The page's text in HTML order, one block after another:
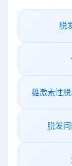
脱
雄激素性
脱发